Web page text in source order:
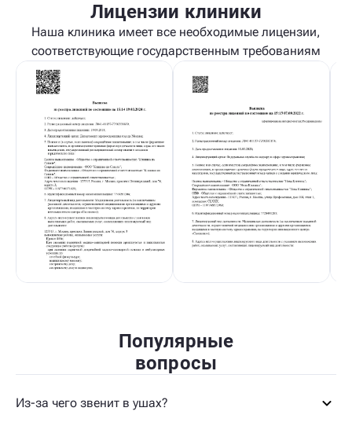
Лицензии клиники
Наша клиника имеет все необходимые лицензии,
соответствующие государственным требованиям
Популярные
вопросы
Из-за чего звенит в ушах?